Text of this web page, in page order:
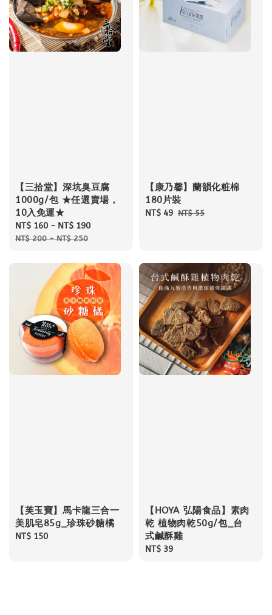
【三拾堂】深坑臭豆腐
1000g/包 ★任選賣場，
10入免運★
Sale
price
NT$ 160 - NT$ 190
NT$ 200-NT$ 250
【康乃馨】蘭韻化粧棉
180片裝
Sale
NT$ 49 Regular
NT$ 55
【芙玉寶】馬卡龍三合一
美肌皂85g_珍珠砂糖橘
Regular
NT$ 150
【HOYA 弘陽食品】素肉
乾 植物肉乾50g/包_台
式鹹酥雞
Regular
NT$ 39